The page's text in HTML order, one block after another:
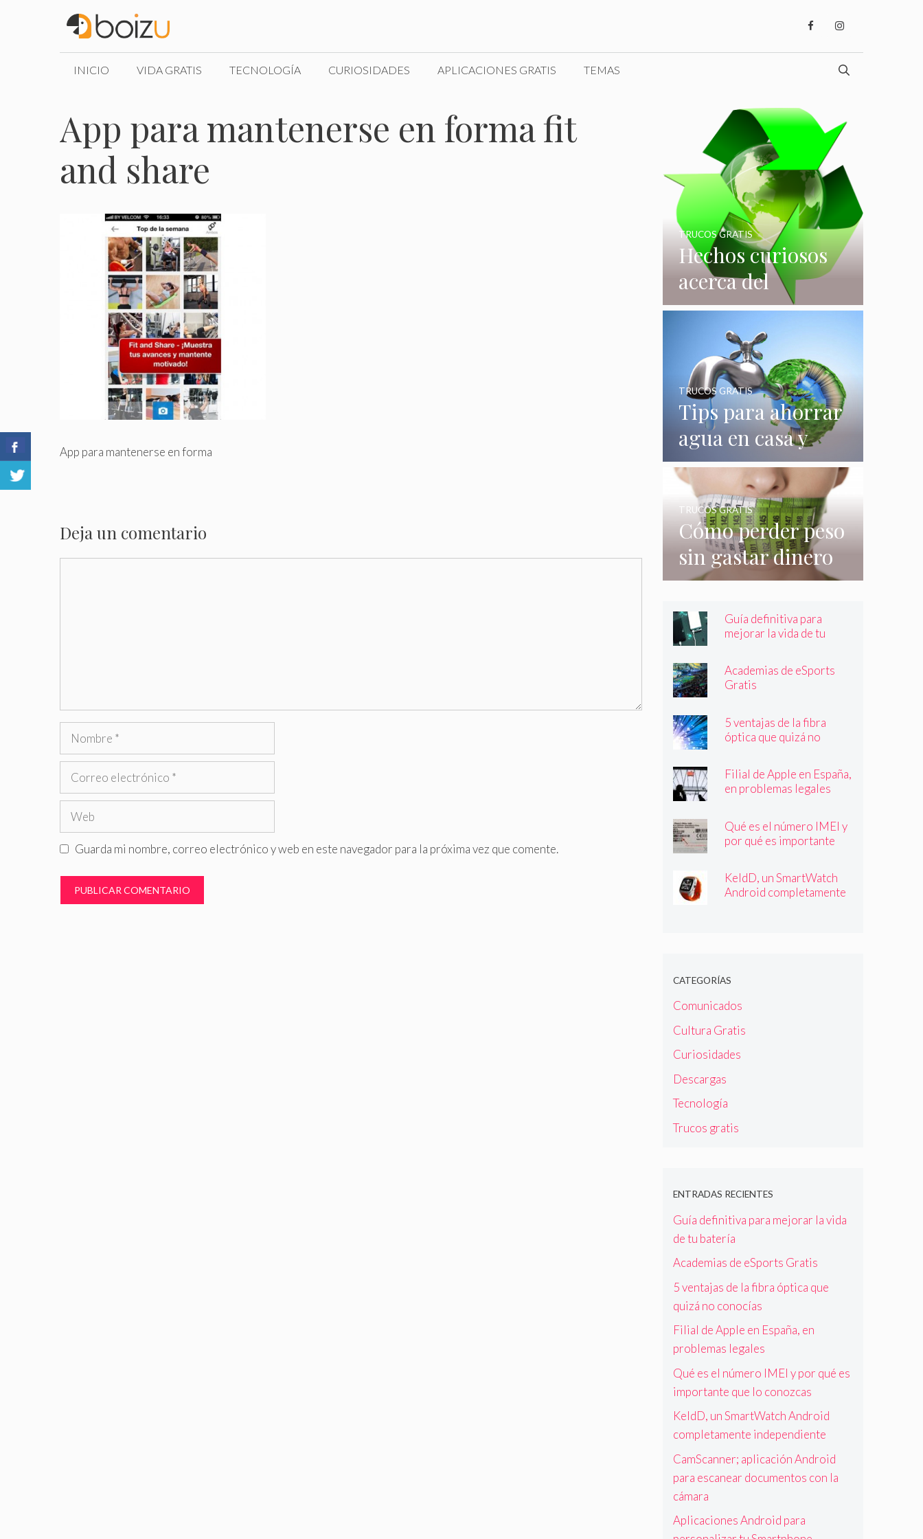
INICIO VIDA GRATIS TECNOLOGÍA CURIOSIDADES APLICACIONES GRATIS TEMAS
App para mantenerse en forma fit
and share
App para mantenerse en forma
Deja un comentario
Nombre
Correo
Web
Guarda mi nombre, correo electrónico y web en este navegador para la próxima vez que comente.
Hechos curiosos
acerca del
reciclaje que
quizás no
conocías
TRUCOS GRATIS
Tips para ahorrar
agua en casa y
gastar menos en
su consumo
TRUCOS GRATIS
Cómo perder peso
sin gastar dinero
e incluso sin
hacer nada
TRUCOS GRATIS
Guía definitiva para
mejorar la vida de tu
Academias de eSports
Gratis
5 ventajas de la fibra
óptica que quizá no
Filial de Apple en España,
en problemas legales
Qué es el número IMEI y
por qué es importante
KeldD, un SmartWatch
Android completamente
CATEGORÍAS
Comunicados
Cultura Gratis
Curiosidades
Descargas
Tecnología
Trucos gratis
ENTRADAS RECIENTES
Guía definitiva para mejorar la vida
de tu batería
Academias de eSports Gratis
5 ventajas de la fibra óptica que
quizá no conocías
Filial de Apple en España, en
problemas legales
Qué es el número IMEI y por qué es
importante que lo conozcas
KeldD, un SmartWatch Android
completamente independiente
CamScanner; aplicación Android
para escanear documentos con la
cámara
Aplicaciones Android para